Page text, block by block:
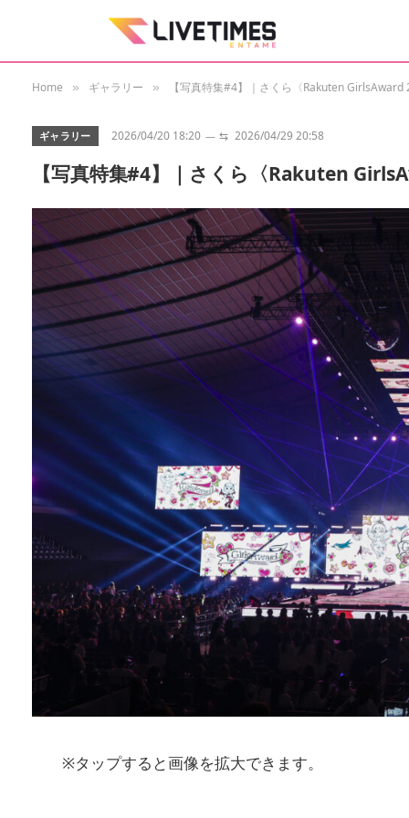
Home » ギャラリー » 【写真特集#4】｜さくら〈Rakuten GirlsAward
ギャラリー 2026/04/20 18:20 ⇆ 2026/04/29 20:58
【写真特集#4】｜さくら〈Rakuten
※タップすると画像を拡大できます。